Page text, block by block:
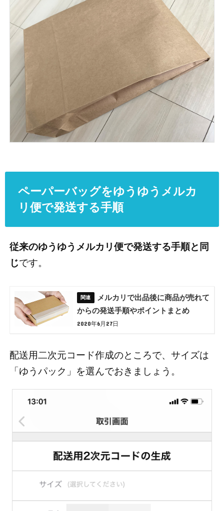
ペーパーバッグをゆうゆうメルカ
リ便で発送する手順
従来のゆうゆうメルカリ便で発送する手順と同
じです。
メルカリで出品後に商品が売れて
からの発送手順やポイントまとめ
2020年6月27日
配送用二次元コード作成のところで、サイズは
「ゆうパック」を選んでおきましょう。